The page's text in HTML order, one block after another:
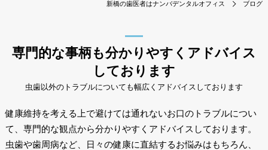
新橋の歯医者はナンバデンタルオフィス ブログ
専門的な事柄も分かりやすくアドバイス
しております
虫歯以外のトラブルについても幅広くアドバイスしております
健康維持を考える上で避けては通れないお口のトラブルについ
て、専門的な観点から分かりやすくアドバイスしております。
虫歯や歯周病など、日々の健康に直結するお悩みはもちろん、